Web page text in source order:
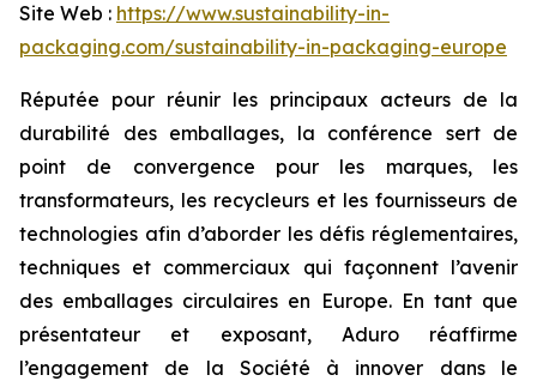
Site Web : https://www.sustainability-in-
packaging.com/sustainability-in-packaging-europe
Réputée pour réunir les principaux acteurs de la
durabilité des emballages, la conférence sert de
point de convergence pour les marques, les
transformateurs, les recycleurs et les fournisseurs de
technologies afin d’aborder les défis réglementaires,
techniques et commerciaux qui façonnent l’avenir
des emballages circulaires en Europe. En tant que
présentateur et exposant, Aduro réaffirme
l’engagement de la Société à innover dans le